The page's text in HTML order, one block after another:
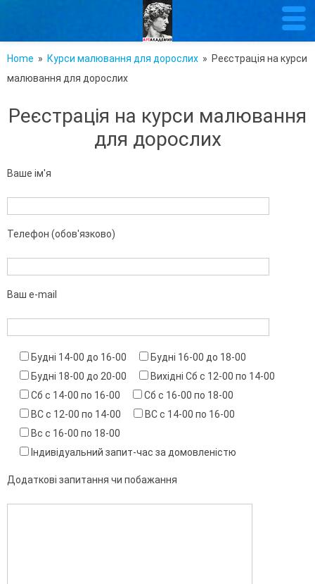
Home » Курси малювання для дорослих » Реєстрація на курси
малювання для дорослих
Реєстрація на курси малювання
для дорослих
Ваше ім'я
Телефон (обов'язково)
Ваш e-mail
Будні 14-00 до 16-00
Будні 16-00 до 18-00
Будні 18-00 до 20-00
Вихідні Сб с 12-00 по 14-00
Сб с 14-00 по 16-00
Сб с 16-00 по 18-00
ВС с 12-00 по 14-00
ВС с 14-00 по 16-00
Вс с 16-00 по 18-00
Індивідуальний запит-час за домовленістю
Додаткові запитання чи побажання